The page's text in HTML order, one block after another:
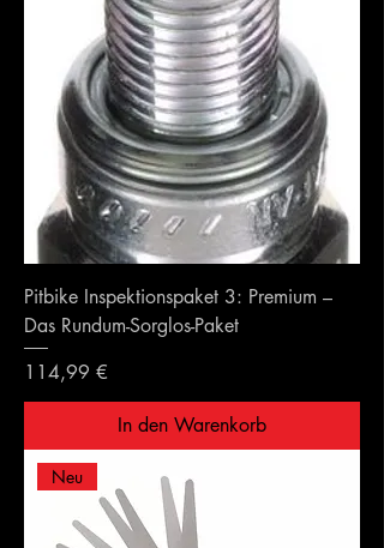
Pitbike Inspektionspaket 3: Premium –
Das Rundum-Sorglos-Paket
Preis
114,99 €
In den Warenkorb
Neu